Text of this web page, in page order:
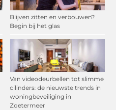
Blijven zitten en verbouwen?
Begin bij het glas
Van videodeurbellen tot slimme
cilinders: de nieuwste trends in
woningbeveiliging in
Zoetermeer